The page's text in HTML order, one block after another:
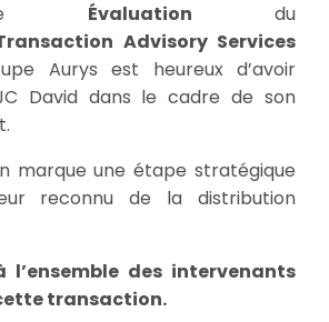
Évaluation du
Advisory Services
Aurys est heureux d’avoir
David dans le cadre de son
marque une étape stratégique
reconnu de la distribution
l’ensemble des intervenants
transaction.